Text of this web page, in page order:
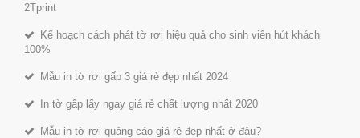
2Tprint
Kế hoạch cách phát tờ rơi hiệu quả cho sinh viên hút khách
100%
Mẫu in tờ rơi gấp 3 giá rẻ đẹp nhất 2024
In tờ gấp lấy ngay giá rẻ chất lượng nhất 2020
Mẫu in tờ rơi quảng cáo giá rẻ đẹp nhất ở đâu?